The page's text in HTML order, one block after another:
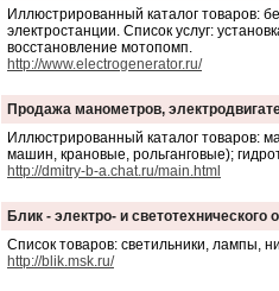
Иллюстрированный каталог товаров:
электростанции. Список услуг:
восстановление мотопомп.
http://www.electrogenerator.ru/
Продажа манометров,
Иллюстрированный каталог товаров:
машин, крановые, рольганговые);
http://dmitry-b-a.chat.ru/main.html
Блик - электро- и светотехнического
Список товаров: светильники, лампы,
http://blik.msk.ru/